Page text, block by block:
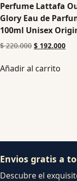
Perfume Lattafa
Glory Eau de
100ml Unisex
$220.000 $ 192.000
Añadir al carrito
Envios gratis a
Descubre el